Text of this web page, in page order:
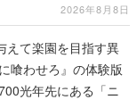
2026年8月8日
えて楽園を目指す異
喰わせろ』の体験版
光年先にある「ニ